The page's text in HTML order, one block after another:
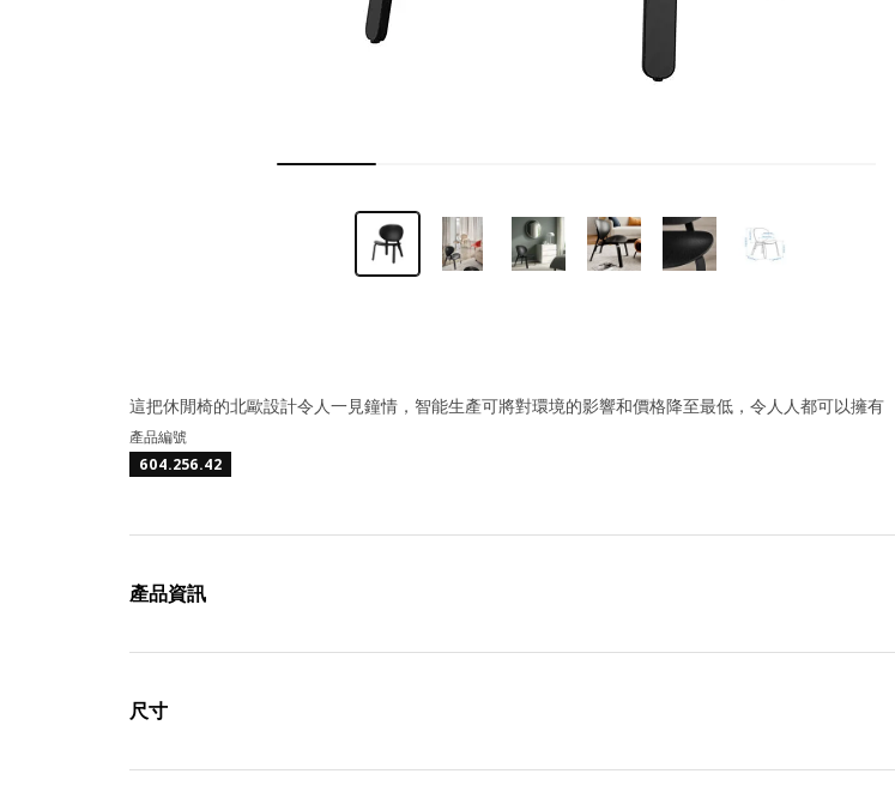
這把休閒椅的北歐設計令人一見鐘情，智能生產可將對環境的影響和價格降至最低，令人人都可以擁有
產品編號
604.256.42
產品資訊
尺寸